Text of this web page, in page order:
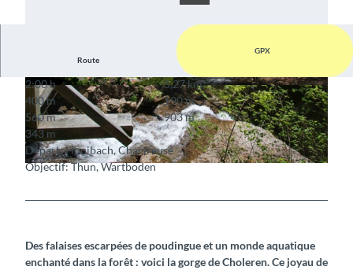
© Verkehrsbetriebe STI
© Verkehrsbetriebe STI © stibus.ch
Route
GPX
2:00 h
5,27 km
400 m
190 m
560 m
903 m
343 m
Départ: Hünibach, Chartreuse
Objectif: Thun, Wartboden
Des falaises escarpées de poudingue et un monde aquatique
enchanté dans la forêt : voici la gorge de Choleren. Ce joyau de